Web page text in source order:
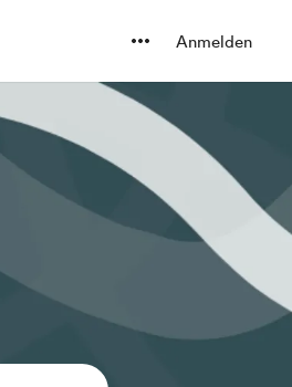
Anmelden